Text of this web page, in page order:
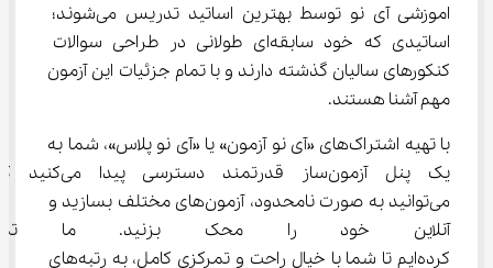
اموزشی آی نو توسط بهترین اساتید تدریس می‌شوند؛
اساتیدی که خود سابقه‌ای طولانی در طراحی سوالات
کنکورهای سالیان گذشته دارند و با تمام جزئیات این آزمون
مهم آشنا هستند.
با تهیه اشتراک‌های «آی نو آزمون» یا «آی نو پلاس»، شما به
یک پنل آزمون‌ساز قدرتمند دسترسی پیدا
می‌توانید به صورت نامحدود، آزمون‌های مختلف بسازید و
آنلاین خود را محک بزنید. ما
کرده‌ایم تا شما با خیال راحت و تمرکزی کامل، به رتبه‌های